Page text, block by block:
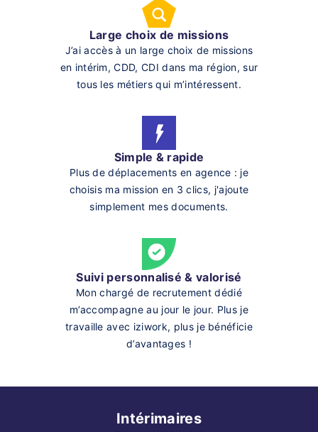
Large choix de missions
J’ai accès à un large choix de missions
en intérim, CDD, CDI dans ma région, sur
tous les métiers qui m’intéressent.
Simple & rapide
Plus de déplacements en agence : je
choisis ma mission en 3 clics, j'ajoute
simplement mes documents.
Suivi personnalisé & valorisé
Mon chargé de recrutement dédié
m’accompagne au jour le jour. Plus je
travaille avec iziwork, plus je bénéficie
d’avantages !
Intérimaires